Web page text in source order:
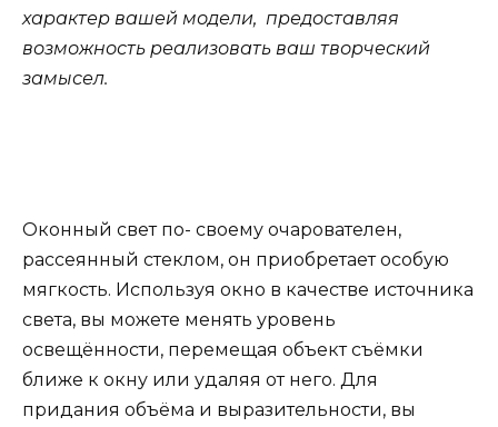
характер вашей модели, предоставляя
возможность реализовать ваш творческий
замысел.
Оконный свет по- своему очарователен,
рассеянный стеклом, он приобретает особую
мягкость. Используя окно в качестве источника
света, вы можете менять уровень
освещённости, перемещая объект съёмки
ближе к окну или удаляя от него. Для
придания объёма и выразительности, вы